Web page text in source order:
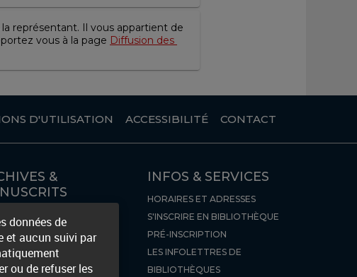
représentant. Il vous appartient de
vous à la page Diffusion des
D'UTILISATION ACCESSIBILITÉ CONTACT
&
ARCHIVES
INFOS & SERVICES
HORAIRES ET ADRESSES
S'INSCRIRE EN BIBLIOTHÈQUE
PRÉ-INSCRIPTION
LES INFOLETTRES DE
BIBLIOTHÈQUES
données de
et aucun suivi par
ou de refuser les